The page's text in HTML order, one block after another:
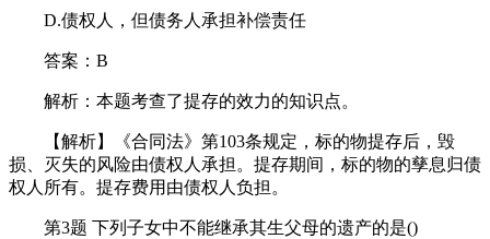
D.债权人，但债务人承担补偿责任
答案：B
解析：本题考查了提存的效力的知识点。
【解析】《合同法》第103条规定，标的物提存后，毁
损、灭失的风险由债权人承担。提存期间，标的物的孳息归债
权人所有。提存费用由债权人负担。
第3题 下列子女中不能继承其生父母的遗产的是()